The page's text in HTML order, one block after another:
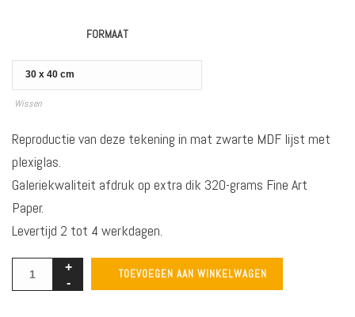
FORMAAT
Wissen
Reproductie van deze tekening in mat zwarte MDF lijst met
plexiglas.
Galeriekwaliteit afdruk op extra dik 320-grams Fine Art
Paper.
Levertijd 2 tot 4 werkdagen.
TOEVOEGEN AAN WINKELWAGEN